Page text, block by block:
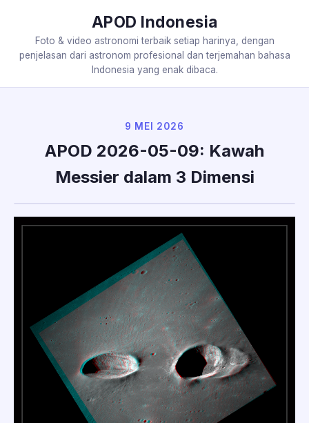
APOD Indonesia
Foto & video astronomi terbaik setiap harinya, dengan
penjelasan dari astronom profesional dan terjemahan bahasa
Indonesia yang enak dibaca.
9 MEI 2026
APOD 2026-05-09: Kawah
Messier dalam 3 Dimensi